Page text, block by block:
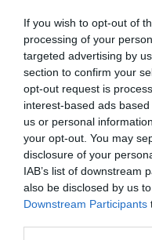
If you wish to opt-out of
processing of your
targeted advertising by
section to confirm your
opt-out request is
interest-based ads
us or personal
your opt-out. You may
disclosure of your
IAB’s list of downstream
also be disclosed by us
Downstream Participants